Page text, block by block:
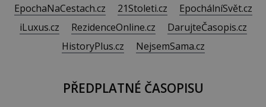
EpochaNaCestach.cz
21Stoleti.cz
EpochálníSvět.cz
iLuxus.cz
RezidenceOnline.cz
DarujteČasopis.cz
HistoryPlus.cz
NejsemSama.cz
PŘEDPLATNÉ ČASOPISU